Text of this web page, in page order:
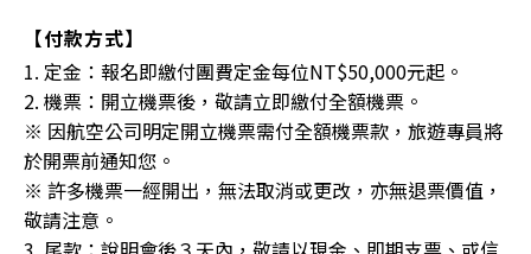
【付款方式】
1. 定金：報名即繳付團費定金每位NT$50,000元起。
2. 機票：開立機票後，敬請立即繳付全額機票。
※ 因航空公司明定開立機票需付全額機票款，旅遊專員將
於開票前通知您。
※ 許多機票一經開出，無法取消或更改，亦無退票價值，
敬請注意。